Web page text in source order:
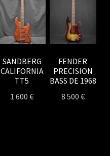
SANDBERG
CALIFORNIA
TT5
1 600€
FENDER
PRECISION
BASS DE 1968
8 500 €